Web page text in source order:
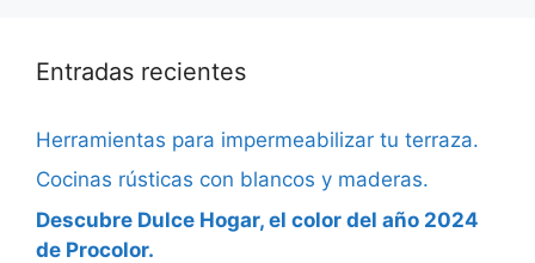
Entradas recientes
Herramientas para impermeabilizar tu terraza.
Cocinas rústicas con blancos y maderas.
Descubre Dulce Hogar, el color del año 2024
de Procolor.